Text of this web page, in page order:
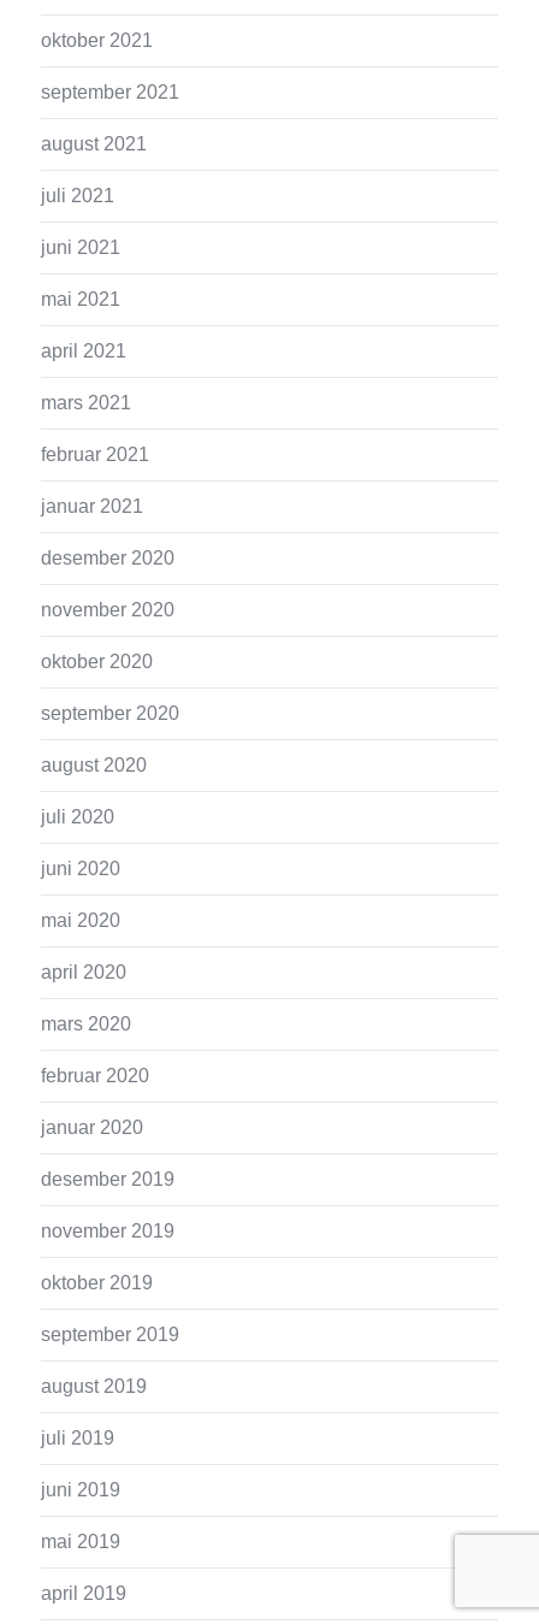
oktober 2021
september 2021
august 2021
juli 2021
juni 2021
mai 2021
april 2021
mars 2021
februar 2021
januar 2021
desember 2020
november 2020
oktober 2020
september 2020
august 2020
juli 2020
juni 2020
mai 2020
april 2020
mars 2020
februar 2020
januar 2020
desember 2019
november 2019
oktober 2019
september 2019
august 2019
juli 2019
juni 2019
mai 2019
april 2019